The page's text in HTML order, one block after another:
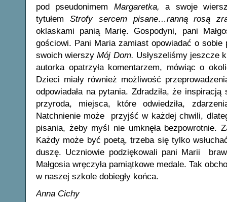
pod pseudonimem Margaretka, a swoje
tytułem Strofy sercem pisane…ranną rosą
oklaskami panią Marię. Gospodyni, pani
gościowi. Pani Maria zamiast opowiadać o sobie
swoich wierszyMój Dom. Usłyszeliśmy jeszcze
autorka opatrzyła komentarzem, mówiąc o
Dzieci miały również możliwość
odpowiadała na pytania. Zdradziła, że
przyroda, miejsca, które odwiedziła,
Natchnienie może przyjść w każdej chwili,
pisania, żeby myśl nie umknęła bezpowrotnie.
Każdy może być poetą, trzeba się tylko
duszę. Uczniowie podziękowali pani Marii
Małgosia wręczyła pamiątkowe medale. Tak
w naszej szkole dobiegły końca.
Anna Cichy